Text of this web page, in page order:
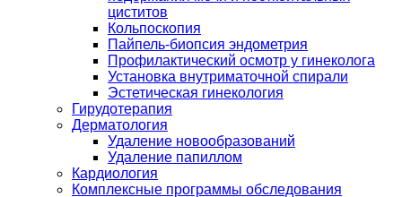
циститов
Кольпоскопия
Пайпель-биопсия эндометрия
Профилактический осмотр у гинеколога
Установка внутриматочной спирали
Эстетическая гинекология
Гирудотерапия
Дерматология
Удаление новообразований
Удаление папиллом
Кардиология
Комплексные программы обследования